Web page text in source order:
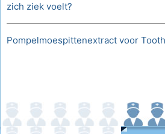
zich ziek voelt?
Pompelmoespittenextract voor